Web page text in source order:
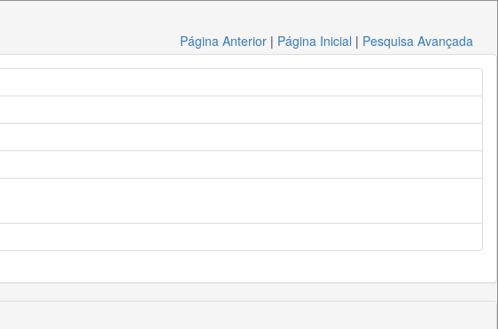
Página Anterior | Página Inicial | Pesquisa Avançada